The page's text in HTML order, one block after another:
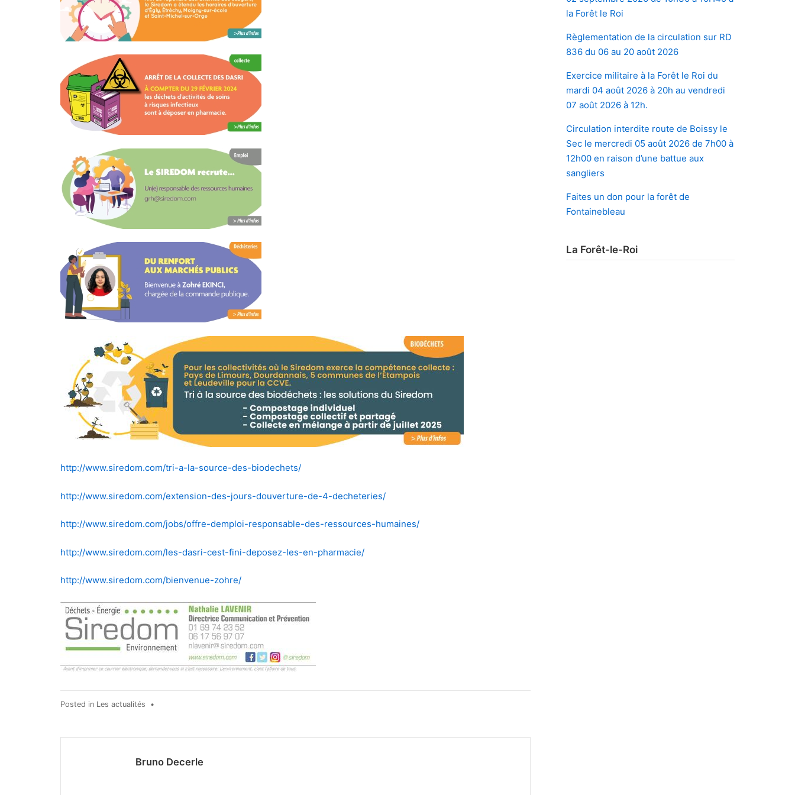
http://www.siredom.com/tri-a-la-source-des-biodechets/
http://www.siredom.com/extension-des-jours-douverture-de-4-decheteries/
http://www.siredom.com/jobs/offre-demploi-responsable-des-ressources-humaines/
http://www.siredom.com/les-dasri-cest-fini-deposez-les-en-pharmacie/
http://www.siredom.com/bienvenue-zohre/
Posted in Les actualités •
Bruno Decerle
la Forêt le Roi
Règlementation de la circulation sur RD
836 du 06 au 20 août 2026
Exercice militaire à la Forêt le Roi du
mardi 04 août 2026 à 20h au vendredi
07 août 2026 à 12h.
Circulation interdite route de Boissy le
Sec le mercredi 05 août 2026 de 7h00 à
12h00 en raison d’une battue aux
sangliers
Faites un don pour la forêt de
Fontainebleau
La Forêt-le-Roi